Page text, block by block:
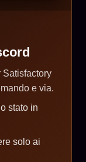
Satisfactory
e via.
stato in
solo ai